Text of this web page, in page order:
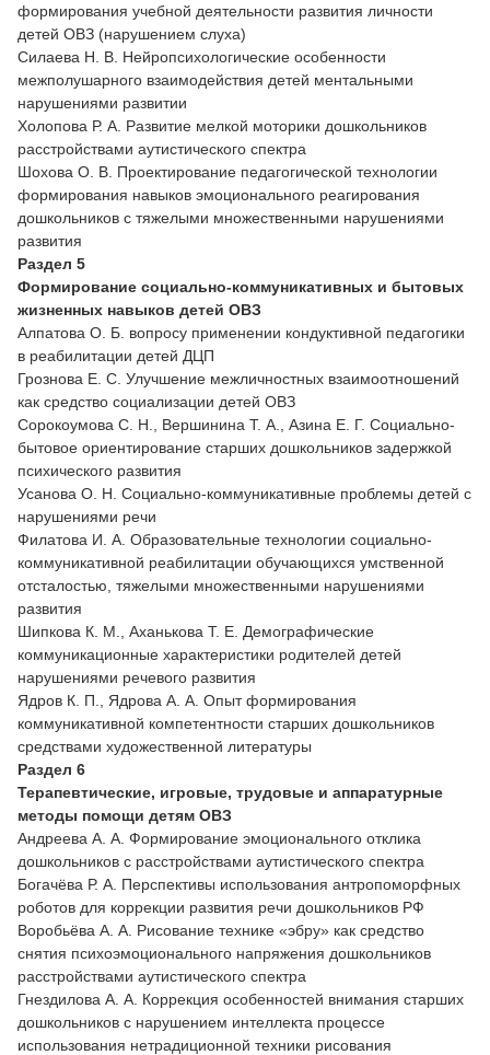
формирования учебной деятельности развития личности
детей ОВЗ (нарушением слуха)
Силаева Н. В. Нейропсихологические особенности
межполушарного взаимодействия детей ментальными
нарушениями развитии
Холопова Р. А. Развитие мелкой моторики дошкольников
расстройствами аутистического спектра
Шохова О. В. Проектирование педагогической технологии
фoрмирования навыков эмоционального реагирования
дошкольников с тяжелыми множественными нарушениями
развития
Раздел 5
Формирование социально-коммуникативных и бытовых
жизненных навыков детей ОВЗ
Алпатова О. Б. вопросу применении кондуктивной педагогики
в реабилитации детей ДЦП
Грознова Е. С. Улучшение межличностных взаимоотношений
как средство социализации детей ОВЗ
Сорокоумова С. Н., Вершинина Т. А., Азина Е. Г. Социально-
бытовое ориентирование старших дошкольников задержкой
психического развития
Усанова О. Н. Социально-коммуникативные проблемы детей с
нарушениями речи
Филатова И. А. Образовательные технологии социально-
коммуникативной реабилитации обучающихся умственной
отсталостью, тяжелыми множественными нарушениями
развития
Шипкова К. М., Аханькова Т. Е. Демографические
коммуникационные характеристики родителей детей
нарушениями речевого развития
Ядров К. П., Ядрова А. А. Опыт формирования
коммуникативной компетентности старших дошкольников
средствами художественной литературы
Раздел 6
Терапевтические, игровые, трудовые и аппаратурные
методы помощи детям ОВЗ
Андреева А. А. Формирование эмоционального отклика
дошкольников с расстройствами аутистического спектра
Богачёва Р. А. Перспективы использования антропоморфных
роботов для коррекции развития речи дошкольников РФ
Воробьёва А. А. Рисование технике «эбру» как средство
снятия психоэмоционального напряжения дошкольников
расстройствами аутистического спектра
Гнездилова А. А. Коррекция особенностей внимания старших
дошкольников с нарушением интеллекта процессе
использования нетрадиционной техники рисования